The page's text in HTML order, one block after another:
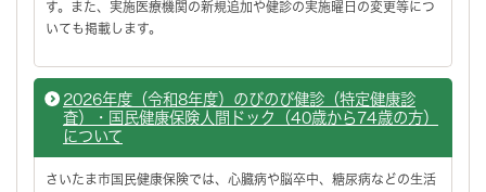
す。また、実施医療機関の新規追加や健診の実施曜日の変更等につ
いても掲載します。
2026年度（令和8年度）のびのび健診（特定健康診
査）・国民健康保険人間ドック（40歳から74歳の方）
について
さいたま市国民健康保険では、心臓病や脳卒中、糖尿病などの生活